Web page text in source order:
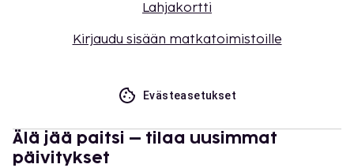
Lahjakortti
Kirjaudu sisään matkatoimistoille
Evästeasetukset
Älä jää paitsi – tilaa uusimmat
päivitykset